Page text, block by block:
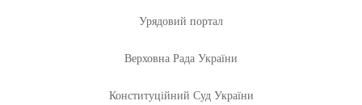
Урядовий портал
Верховна Рада України
Конституційний Суд України